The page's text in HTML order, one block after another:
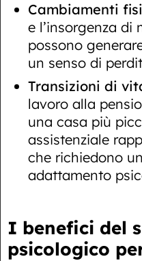
Cambiamenti
e l’insorgenza di
possono
un senso di
Transizioni di
lavoro alla
una casa più
assistenziale
che richiedono
adattamento
I benefici del
psicologico